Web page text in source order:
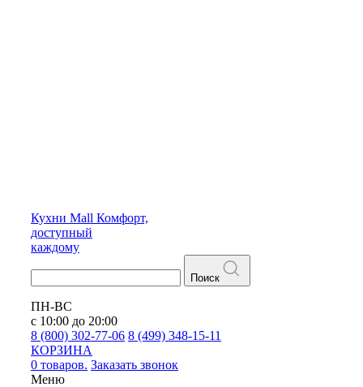
Кухни Mall Комфорт,
доступный
каждому
Поиск
ПН-ВС
с 10:00 до 20:00
8 (800) 302-77-06 8 (499) 348-15-11
КОРЗИНА
0 товаров. Заказать звонок
Меню